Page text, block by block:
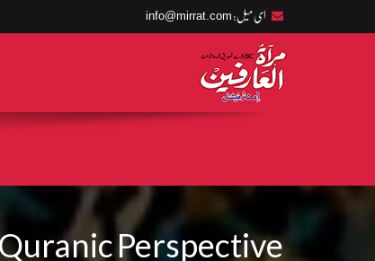
ای میل: info@mirrat.com
Quranic Perspective